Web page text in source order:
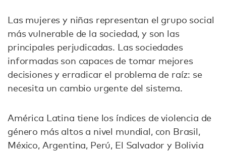
Las mujeres y niñas representan el grupo social
más vulnerable de la sociedad, y son las
principales perjudicadas. Las sociedades
informadas son capaces de tomar mejores
decisiones y erradicar el problema de raíz: se
necesita un cambio urgente del sistema.
América Latina tiene los índices de violencia de
género más altos a nivel mundial, con Brasil,
México, Argentina, Perú, El Salvador y Bolivia